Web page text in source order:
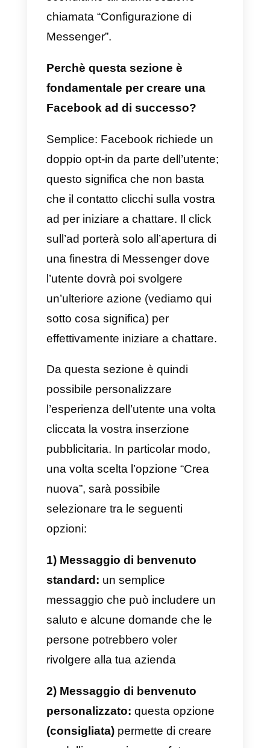
una chat su Messenger potrebbe
confondere l’utente
portare infine all’inizio di una
nuova chat (principalmente a
che andremo a spiegare più
avanti in questo articolo).
Come personalizzare un
che abbia come CTA
di una chat su Messenger
La personalizzazione dell’ad che
porti all’inizio di una chat su
Messenger avviene
principalmente dalla sezione
“Inserzione”, il terzo ed ultimo
che porta alla pubblicazione
dell’inserzione.
Una volta personalizzata la
grafica e il formato dell’ad (anche
in questo caso il processo è